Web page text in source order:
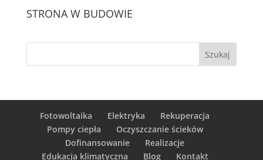
STRONA W BUDOWIE
Fotowoltaika Elektryka
Rekuperacja
Pompy ciepła
Oczyszczanie ścieków
Dofinansowanie
Realizacje
Edukacja klimatyczna
Blog Kontakt